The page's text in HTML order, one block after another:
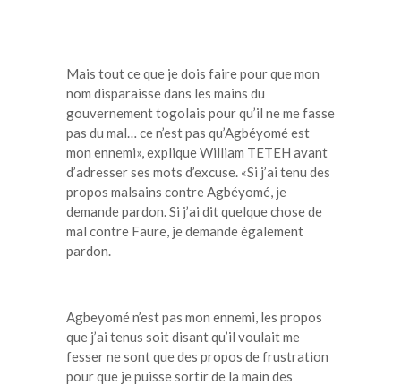
Mais tout ce que je dois faire pour que mon
nom disparaisse dans les mains du
gouvernement togolais pour qu’il ne me fasse
pas du mal… ce n’est pas qu’Agbéyomé est
mon ennemi», explique William TETEH avant
d’adresser ses mots d’excuse. «Si j’ai tenu des
propos malsains contre Agbéyomé, je
demande pardon. Si j’ai dit quelque chose de
mal contre Faure, je demande également
pardon.
Agbeyomé n’est pas mon ennemi, les propos
que j’ai tenus soit disant qu’il voulait me
fesser ne sont que des propos de frustration
pour que je puisse sortir de la main des